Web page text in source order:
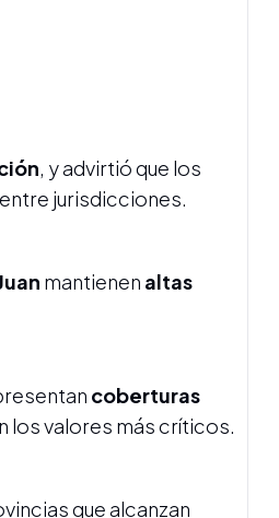
, y advirtió que los
entre jurisdicciones.
mantienen altas
coberturas
los valores más críticos.
que alcanzan